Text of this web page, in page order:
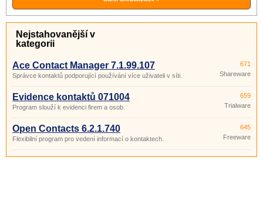
Nejstahovanější v
kategorii
Ace Contact Manager 7.1.99.107
Správce kontaktů podporující používání více uživateli v síti.
671
Shareware
Evidence kontaktů 071004
Program slouží k evidenci firem a osob.
659
Trialware
Open Contacts 6.2.1.740
Flexibilní program pro vedení informací o kontaktech.
645
Freeware